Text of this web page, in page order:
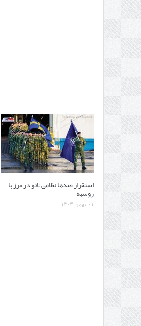
استقرار صدها نظامی ناتو در مرز با
روسیه
۰۱ بهمن ۱۴۰۳